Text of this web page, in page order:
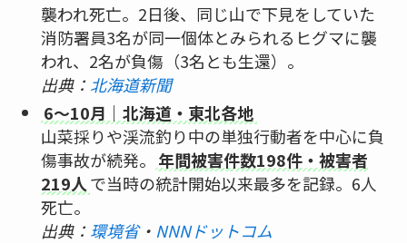
襲われ死亡。2日後、同じ山で下見をしていた
消防署員3名が同一個体とみられるヒグマに襲
われ、2名が負傷（3名とも生還）。
出典： 北海道新聞
6〜10月｜北海道・東北各地
山菜採りや渓流釣り中の単独行動者を中心に負
傷事故が続発。 年間被害件数198件・被害者
219人 で当時の統計開始以来最多を記録。6人
死亡。
出典： 環境省・ NNNドットコム